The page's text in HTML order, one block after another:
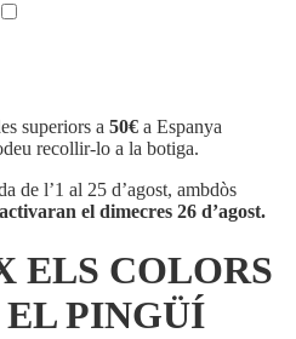
superiors a 50€ a Espanya
recollir-lo a la botiga.
de l’1 al 25 d’agost, ambdòs
el dimecres 26 d’agost.
ELS COLORS
PINGÜÍ